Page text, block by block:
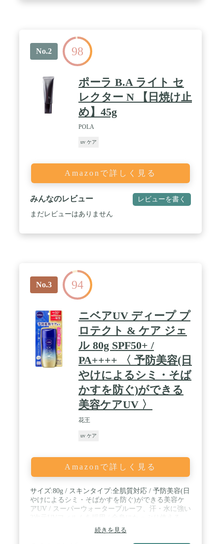
No.2 98
ポーラ B.A ライト セ
レクター N 【日焼け止
め】45g
POLA
uv ケア
Amazonで詳しく見る
みんなのレビュー レビューを書く
まだレビューはありません
No.3 94
ニベアUV ディープ プ
ロテクト & ケア ジェ
ル 80g SPF50+ /
PA++++ 〈 予防美容(日
やけによるシミ・そば
かすを防ぐ)ができる
美容ケアUV 〉
花王
uv ケア
Amazonで詳しく見る
サイズ:80g / スキンタイプ:全肌質対応 / 予防美容(日
やけによるシミ・そばかすを防ぐ)ができる美容ケ
アUV / スーパーウォータープルーフ、汗・水に強い
続きを見る